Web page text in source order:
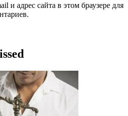
и адрес сайта в этом браузере для